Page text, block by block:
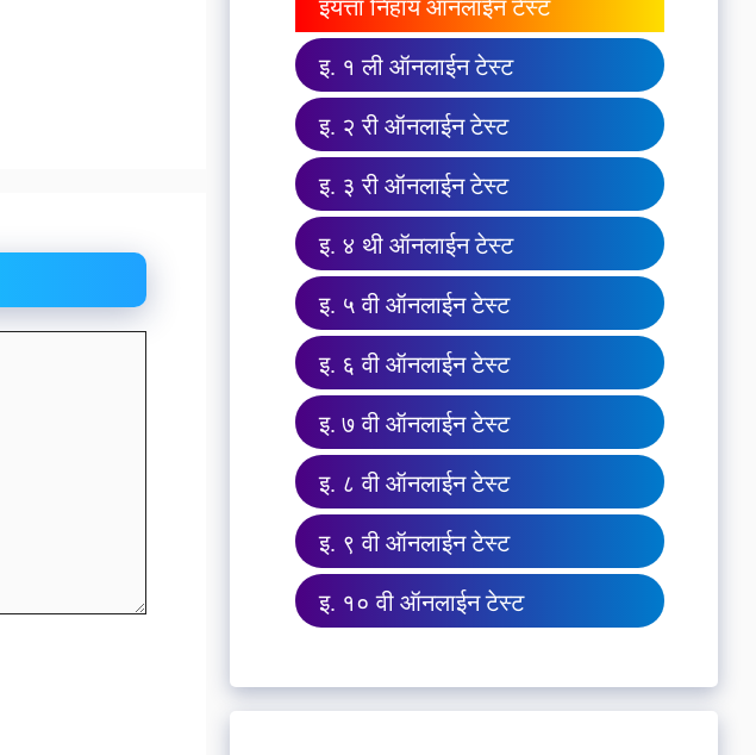
इयत्ता निहाय ऑनलाईन टेस्ट
इ. १ ली ऑनलाईन टेस्ट
इ. २ री ऑनलाईन टेस्ट
इ. ३ री ऑनलाईन टेस्ट
इ. ४ थी ऑनलाईन टेस्ट
इ. ५ वी ऑनलाईन टेस्ट
इ. ६ वी ऑनलाईन टेस्ट
इ. ७ वी ऑनलाईन टेस्ट
इ. ८ वी ऑनलाईन टेस्ट
इ. ९ वी ऑनलाईन टेस्ट
इ. १० वी ऑनलाईन टेस्ट